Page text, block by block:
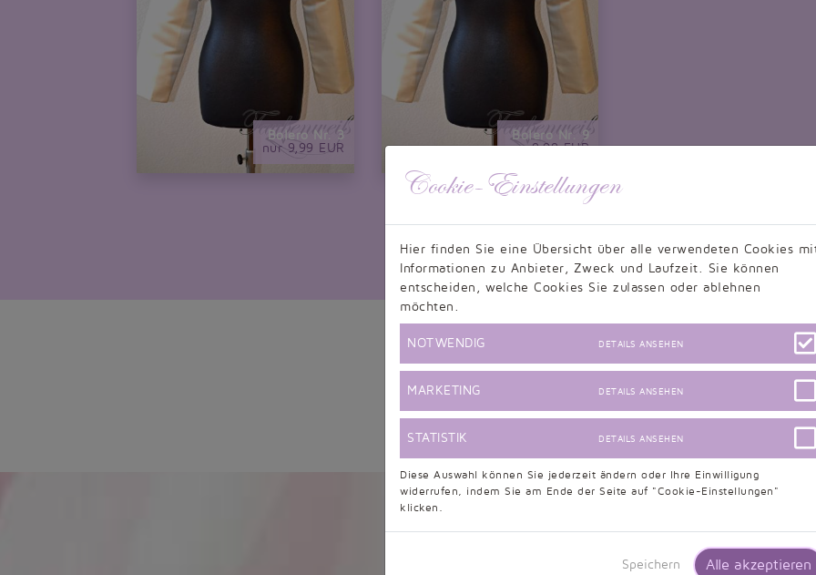
Bolero Nr. 3
nur 9,99 EUR
Bolero Nr. 9
nur 9,99 EUR
Kundenbewertungen
Cookie-Einstellungen
Hier finden Sie eine Übersicht über alle verwendeten Cookies
Informationen zu Anbieter, Zweck und Laufzeit. Sie können
entscheiden, welche Cookies Sie zulassen oder ablehnen
möchten.
NOTWENDIG DETAILS ANSEHEN
MARKETING DETAILS ANSEHEN
STATISTIK DETAILS ANSEHEN
Diese Auswahl können Sie jederzeit ändern oder Ihre Einwilligung
widerrufen, indem Sie am Ende der Seite auf "Cookie-Einstellungen"
klicken.
Speichern Alle akzeptieren